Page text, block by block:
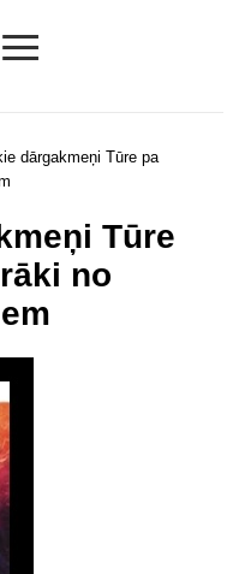
Tuhav.com
≡
dārgakmeņi Tūre pa
Tūre
no